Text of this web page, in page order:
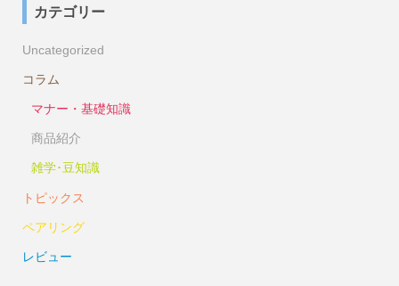
カテゴリー
Uncategorized
コラム
マナー・基礎知識
商品紹介
雑学･豆知識
トピックス
ペアリング
レビュー